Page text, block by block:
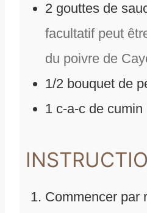
2 gouttes de
facultatif peut
du poivre de
1/2 bouquet de
1 c-a-c de cumin
Commencer par